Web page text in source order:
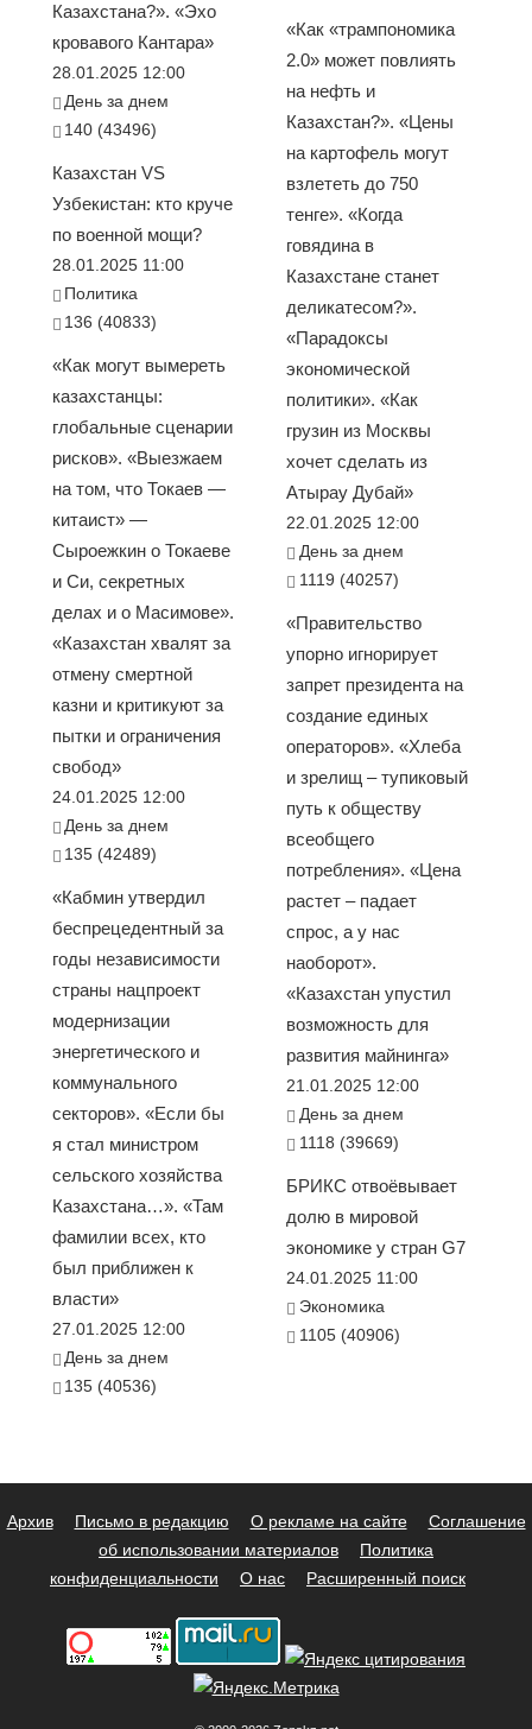
Казахстана?». «Эхо
кровавого Кантара»
28.01.2025 12:00
День за днем
140 (43496)
Казахстан VS
Узбекистан: кто круче
по военной мощи?
28.01.2025 11:00
Политика
136 (40833)
«Как могут вымереть
казахстанцы:
глобальные сценарии
рисков». «Выезжаем
на том, что Токаев —
китаист» —
Сыроежкин о Токаеве
и Си, секретных
делах и о Масимове».
«Казахстан хвалят за
отмену смертной
казни и критикуют за
пытки и ограничения
свобод»
24.01.2025 12:00
День за днем
135 (42489)
«Кабмин утвердил
беспрецедентный за
годы независимости
страны нацпроект
модернизации
энергетического и
коммунального
секторов». «Если бы
я стал министром
сельского хозяйства
Казахстана…». «Там
фамилии всех, кто
был приближен к
власти»
27.01.2025 12:00
День за днем
135 (40536)
«Как «трампономика
2.0» может повлиять
на нефть и
Казахстан?». «Цены
на картофель могут
взлететь до 750
тенге». «Когда
говядина в
Казахстане станет
деликатесом?».
«Парадоксы
экономической
политики». «Как
грузин из Москвы
хочет сделать из
Атырау Дубай»
22.01.2025 12:00
День за днем
1119 (40257)
«Правительство
упорно игнорирует
запрет президента на
создание единых
операторов». «Хлеба
и зрелищ – тупиковый
путь к обществу
всеобщего
потребления». «Цена
растет – падает
спрос, а у нас
наоборот».
«Казахстан упустил
возможность для
развития майнинга»
21.01.2025 12:00
День за днем
1118 (39669)
БРИКС отвоёвывает
долю в мировой
экономике у стран G7
24.01.2025 11:00
Экономика
1105 (40906)
Архив Письмо в редакцию О рекламе на сайте
Соглашение
об использовании материалов
Политика
конфиденциальности
О нас Расширенный поиск